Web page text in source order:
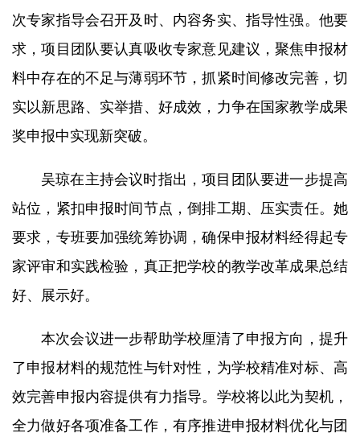
次专家指导会召开及时、内容务实、指导性强。他要
求，项目团队要认真吸收专家意见建议，聚焦申报材
料中存在的不足与薄弱环节，抓紧时间修改完善，切
实以新思路、实举措、好成效，力争在国家教学成果
奖申报中实现新突破。
吴琼在主持会议时指出，项目团队要进一步提高
站位，紧扣申报时间节点，倒排工期、压实责任。她
要求，专班要加强统筹协调，确保申报材料经得起专
家评审和实践检验，真正把学校的教学改革成果总结
好、展示好。
本次会议进一步帮助学校厘清了申报方向，提升
了申报材料的规范性与针对性，为学校精准对标、高
效完善申报内容提供有力指导。学校将以此为契机，
全力做好各项准备工作，有序推进申报材料优化与团